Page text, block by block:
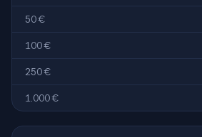
50 €
100 €
250 €
1.000 €